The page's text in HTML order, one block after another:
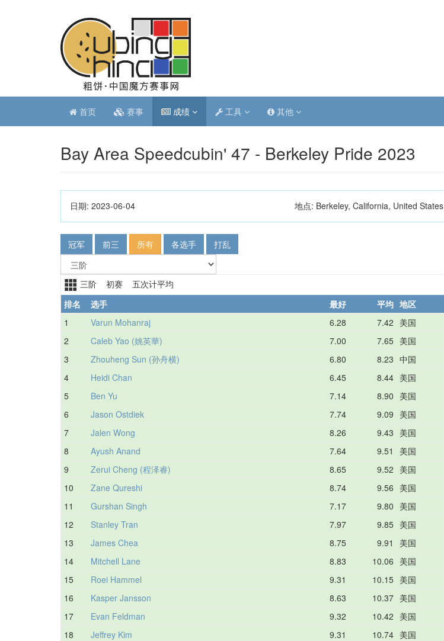
首页 赛事 成绩 工具 其他
Bay Area Speedcubin' 47 - Berkeley Pride 2023
日期: 2023-06-04 地点: Berkeley, California, United States
冠军 前三 所有 各选手 打乱
三阶 初赛 五次计平均
排名
选手 最好 平均 地区
1
Varun Mohanraj 6.28 7.42 美国
2 Caleb Yao (姚英華) 7.00 7.65 美国
3 Zhouheng Sun (孙舟横) 6.80 8.23 中国
4 Heidi Chan 6.45 8.44 美国
5 Ben Yu 7.14 8.90 美国
6 Jason Ostdiek 7.74 9.09 美国
7 Jalen Wong 8.26 9.43 美国
8 Ayush Anand 7.64 9.51 美国
9 Zerui Cheng (程泽睿) 8.65 9.52 美国
10 Zane Qureshi 8.74 9.56 美国
11 Gurshan Singh 7.17 9.80 美国
12 Stanley Tran 7.97 9.85 美国
13 James Chea 8.75 9.91 美国
14 Mitchell Lane 8.83 10.06 美国
15 Roei Hammel 9.31 10.15 美国
16 Kasper Jansson 8.63 10.37 美国
17 Evan Feldman 9.32 10.42 美国
18 Jeffrey Kim 9.31 10.74 美国